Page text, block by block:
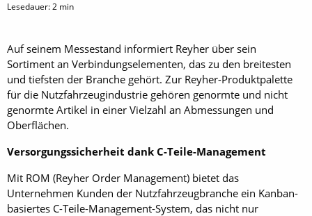
Lesedauer:2 min
Auf seinem Messestand informiert Reyher über sein
Sortiment an Verbindungselementen, das zu den breitesten
und tiefsten der Branche gehört. Zur Reyher-Produktpalette
für die Nutzfahrzeugindustrie gehören genormte und nicht
genormte Artikel in einer Vielzahl an Abmessungen und
Oberflächen.
Versorgungssicherheit dank C-Teile-Management
Mit ROM (Reyher Order Management) bietet das
Unternehmen Kunden der Nutzfahrzeugbranche ein Kanban-
basiertes C-Teile-Management-System, das nicht nur